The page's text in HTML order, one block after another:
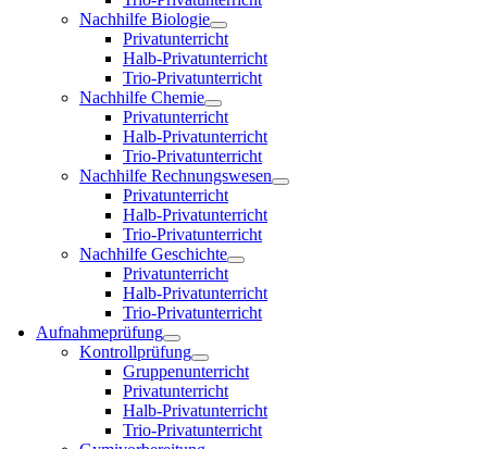
Nachhilfe Biologie
Privatunterricht
Halb-Privatunterricht
Trio-Privatunterricht
Nachhilfe Chemie
Privatunterricht
Halb-Privatunterricht
Trio-Privatunterricht
Nachhilfe Rechnungswesen
Privatunterricht
Halb-Privatunterricht
Trio-Privatunterricht
Nachhilfe Geschichte
Privatunterricht
Halb-Privatunterricht
Trio-Privatunterricht
Aufnahmeprüfung
Kontrollprüfung
Gruppenunterricht
Privatunterricht
Halb-Privatunterricht
Trio-Privatunterricht